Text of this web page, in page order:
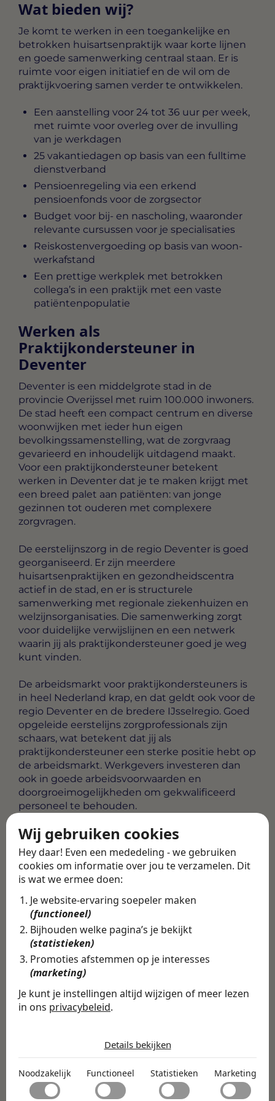
Wij gebruiken cookies
Hey daar! Even een mededeling - we gebruiken
cookies om informatie over jou te verzamelen. Dit
is wat we ermee doen:
Je website-ervaring soepeler maken
(functioneel)
Bijhouden welke pagina’s je bekijkt
(statistieken)
Promoties afstemmen op je interesses
(marketing)
Je kunt je instellingen altijd wijzigen of meer lezen
in ons privacybeleid.
Noodzakelijk
Noodzakelijke cookies helpen een website bruikbaar te
maken door basisfuncties zoals paginanavigatie en
Functioneel
Details bekijken
Noodzakelijk Functioneel Statistieken Marketing
Wat bieden wij?
Je komt te werken in een toegankelijke en
betrokken huisartsenpraktijk waar korte lijnen
en goede samenwerking centraal staan. Er is
ruimte voor eigen initiatief en de wil om de
praktijkvoering samen verder te ontwikkelen.
Een aanstelling voor 24 tot 36 uur per week,
met ruimte voor overleg over de invulling
van je werkdagen
25 vakantiedagen op basis van een fulltime
dienstverband
Pensioenregeling via een erkend
pensioenfonds voor de zorgsector
Budget voor bij- en nascholing, waaronder
relevante cursussen voor je specialisaties
Reiskostenvergoeding op basis van woon-
werkafstand
Een prettige werkplek met betrokken
collega’s in een praktijk met een vaste
patiëntenpopulatie
Werken als
Praktijkondersteuner in
Deventer
Deventer is een middelgrote stad in de
provincie Overijssel met ruim 100.000 inwoners.
De stad heeft een compact centrum en diverse
woonwijken met ieder hun eigen
bevolkingssamenstelling, wat de zorgvraag
gevarieerd en inhoudelijk uitdagend maakt.
Voor een praktijkondersteuner betekent
werken in Deventer dat je te maken krijgt met
een breed palet aan patiënten: van jonge
gezinnen tot ouderen met complexere
zorgvragen.
De eerstelijnszorg in de regio Deventer is goed
georganiseerd. Er zijn meerdere
huisartsenpraktijken en gezondheidscentra
actief in de stad, en er is structurele
samenwerking met regionale ziekenhuizen en
welzijnsorganisaties. Die samenwerking zorgt
voor duidelijke verwijslijnen en een netwerk
waarin jij als praktijkondersteuner goed je weg
kunt vinden.
De arbeidsmarkt voor praktijkondersteuners is
in heel Nederland krap, en dat geldt ook voor de
regio Deventer en de bredere IJsselregio. Goed
opgeleide eerstelijns zorgprofessionals zijn
schaars, wat betekent dat jij als
praktijkondersteuner een sterke positie hebt op
de arbeidsmarkt. Werkgevers investeren dan
ook in goede arbeidsvoorwaarden en
doorgroeimogelijkheden om gekwalificeerd
personeel te behouden.
Alle vacatures· Career tips
Terug
Deel deze vacature
Vind de volledige
vacature in de
Swipe4Work app
In de Swipe4Work-app vind je
honderden andere vacatures
op basis van jouw skills,
ambities en voorkeuren.